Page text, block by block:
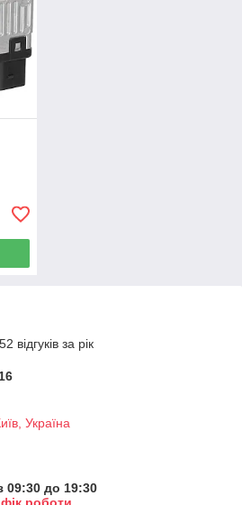
відгуків за рік
Україна
09:30 до 19:30